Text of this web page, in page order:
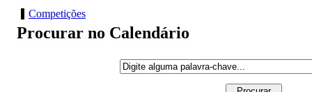
Competições
Procurar no Calendário